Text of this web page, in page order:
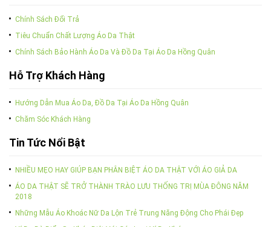
Chính Sách Đổi Trả
Tiêu Chuẩn Chất Lượng Áo Da Thật
Chính Sách Bảo Hành Áo Da Và Đồ Da Tại Áo Da Hồng Quân
Hỗ Trợ Khách Hàng
Hướng Dẫn Mua Áo Da, Đồ Da Tại Áo Da Hồng Quân
Chăm Sóc Khách Hàng
Tin Tức Nổi Bật
NHIỀU MẸO HAY GIÚP BẠN PHÂN BIỆT ÁO DA THẬT VỚI ÁO GIẢ DA
ÁO DA THẬT SẼ TRỞ THÀNH TRÀO LƯU THỐNG TRỊ MÙA ĐÔNG NĂM
2018
Những Mẫu Áo Khoác Nữ Da Lộn Trẻ Trung Năng Động Cho Phái Đẹp